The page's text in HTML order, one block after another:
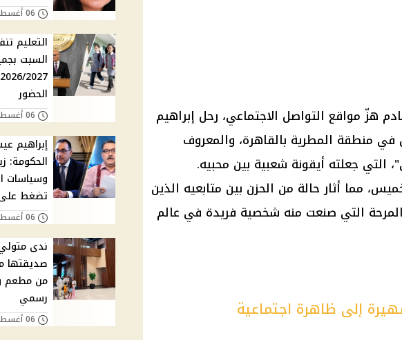
هزّمواقع التواصل الاجتماعي، رحل إبراهيم
في منطقة المطرية بالقاهرة، والمعروف
"، التي جعلته أيقونة شعبية بين محبيه.
مما أثار حالة من الحزن بين متابعيه الذين
المرحة التي صنعت منه شخصية فريدة في عالم
إلى ظاهرة اجتماعية
06 أغسطس, 2026 10:15 م
التعليم
السبت
الحضور
06 أغسطس, 2026 09:52 م
إبراهيم
الحكومة:
وسياسات
تضغط
06 أغسطس, 2026 09:25 م
ندى
صديقتها
من مطعم
رسمي
06 أغسطس, 2026 09:08 م